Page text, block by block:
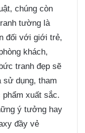
chúng còn
tường là
đối với giới trẻ,
khách,
tranh đẹp sẽ
sử dụng, tham
phẩm xuất sắc.
ý tưởng hay
đầy vẻ